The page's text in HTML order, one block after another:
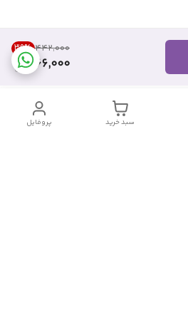
۴۴۲٬۰۰۰ 39%
266,000
پروفایل سبد خرید